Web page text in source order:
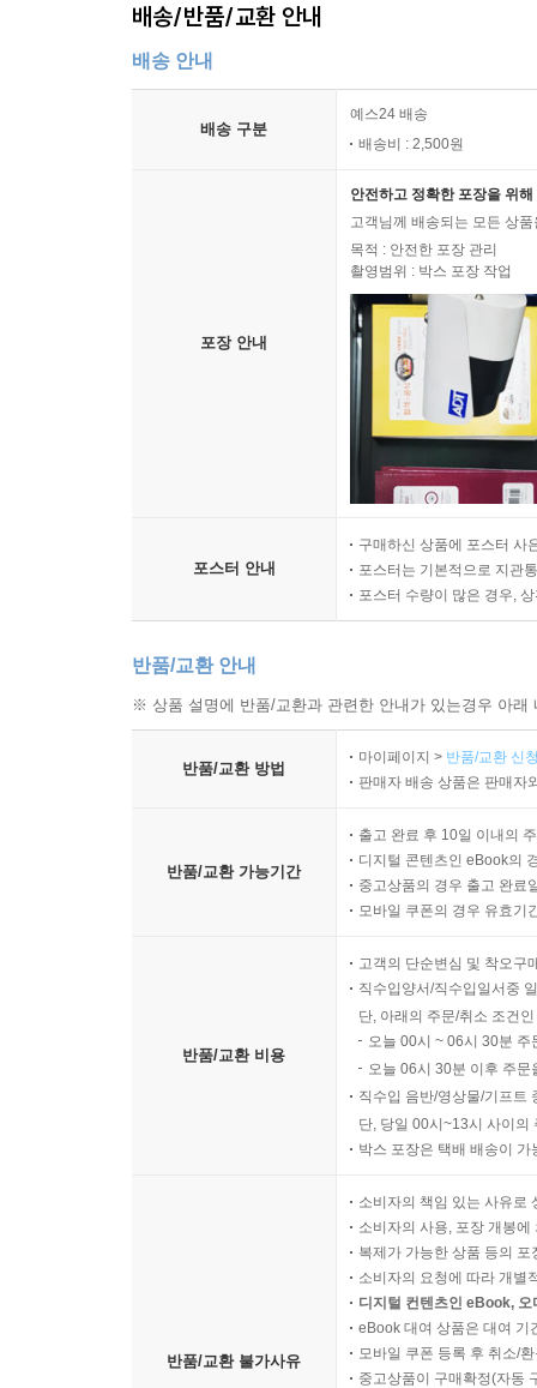
배송/반품/교환 안내
배송 안내
배송 구분
예스24 배송
배송비 : 2,500원
포장 안내
안전하고 정확한 포장을 위
고객님께 배송되는 모든 상
목적 : 안전한 포장 관리
촬영범위 : 박스 포장 작업
포스터 안내
구매하신 상품에 포스터 사
포스터는 기본적으로 지관
포스터 수량이 많은 경우,
반품/교환 안내
※ 상품 설명에 반품/교환과 관련한 안내가 있는경우 아
반품/교환 방법
마이페이지 > 반품/교환 신
판매자 배송 상품은 판매자
반품/교환 가능기간
출고 완료 후 10일 이내의
디지털 콘텐츠인 eBook의
중고상품의 경우 출고 완료
모바일 쿠폰의 경우 유효기
반품/교환 비용
고객의 단순변심 및 착오구
직수입양서/직수입일서중
단, 아래의 주문/취소 조건
오늘 00시 ~ 06시 30분
오늘 06시 30분 이후 주
직수입 음반/영상물/기프트
단, 당일 00시~13시 사이의
박스 포장은 택배 배송이
반품/교환 불가사유
소비자의 책임 있는 사유로
소비자의 사용, 포장 개봉
복제가 가능한 상품 등의
소비자의 요청에 따라 개별
디지털 컨텐츠인 eBook,
eBook 대여 상품은 대여 기
모바일 쿠폰 등록 후 취소/
중고상품이 구매확정(자동